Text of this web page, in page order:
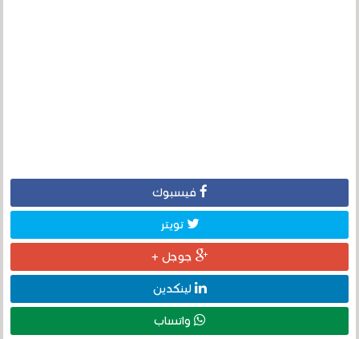
فيسبوك
تويتر
جوجل +
لينكدين
واتساب